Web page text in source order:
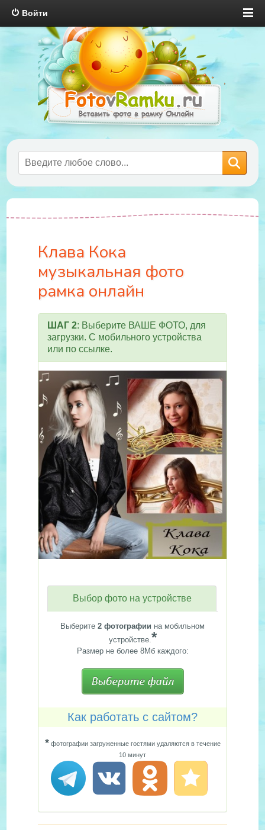
Войти
Клава Кока
музыкальная фото
рамка онлайн
ШАГ 2: Выберите ВАШЕ ФОТО, для
загрузки. С мобильного устройства
или по ссылке.
Выбор фото на устройстве
Выберите 2 фотографии на мобильном
устройстве.*
Размер не более 8Мб каждого:
Как работать с сайтом?
*фотографии загруженные гостями удаляются в течение
10 минут